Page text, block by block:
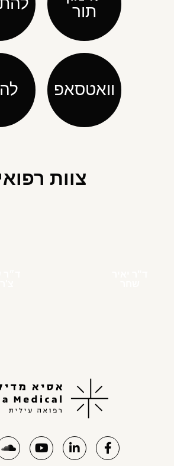
תור
וואטסאפ
צוות